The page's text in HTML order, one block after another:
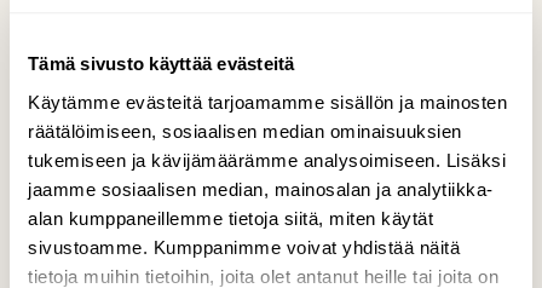
Tämä sivusto käyttää evästeitä
Käytämme evästeitä tarjoamamme sisällön ja mainosten
räätälöimiseen, sosiaalisen median ominaisuuksien
tukemiseen ja kävijämäärämme analysoimiseen. Lisäksi
jaamme sosiaalisen median, mainosalan ja analytiikka-
alan kumppaneillemme tietoja siitä, miten käytät
sivustoamme. Kumppanimme voivat yhdistää näitä
tietoja muihin tietoihin, joita olet antanut heille tai joita on
jää päälle aikuisiälle asti. Kiinnostus syveni
lajeista kaikki mahdollinen, määritystuntomerkit ja
elintavat mukaan lukien. Siitä syntyi missio: koko
maailman täytyy saada tietää, miten upeita
luontokappaleita ympärillämme möyrii. Kun ihmiset
oppivat tuntemaan ötököitä ympärillään, he myös
lakkaavat pelkäämästä niitä. Silloin he ehkä
huomaavat, että hyönteisiäkin voi rakastaa.